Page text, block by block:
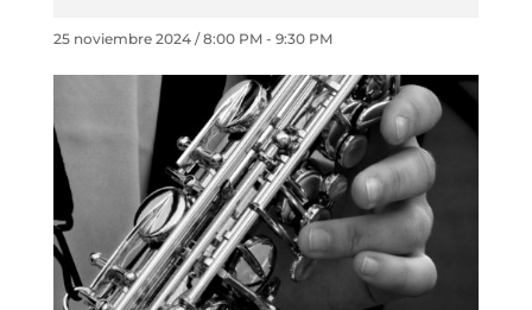
25 noviembre 2024 / 8:00 PM- 9:30 PM